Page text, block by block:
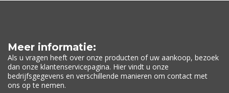
Meer informatie:
Als u vragen heeft over onze producten of uw aankoop, bezoek
dan onze klantenservicepagina. Hier vindt u onze
bedrijfsgegevens en verschillende manieren om contact met
ons op te nemen.